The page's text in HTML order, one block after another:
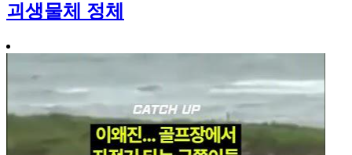
괴생물체 정체